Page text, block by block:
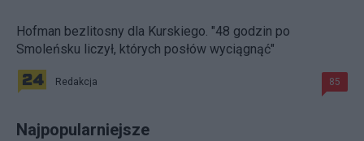
Hofman bezlitosny dla Kurskiego. "48 godzin po
Smoleńsku liczył, których posłów wyciągnąć"
Redakcja 85
Najpopularniejsze